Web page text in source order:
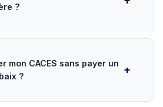
?
mon CACES sans payer un
?